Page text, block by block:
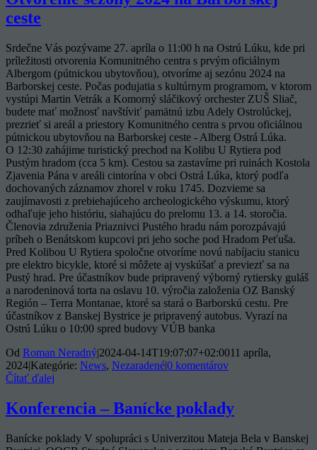
ceste
Srdečne Vás pozývame 27. apríla o 11:00 h na Ostrú Lúku, kde pri
príležitosti otvorenia Komunitného centra s prvým oficiálnym
Albergom (pútnickou ubytovňou), otvoríme aj sezónu 2024 na
Barborskej ceste. Počas podujatia s kultúrnym programom, v ktorom
vystúpi Martin Vetrák a Komorný sláčikový orchester ZUŠ Sliač,
budete mať možnosť navštíviť pamätnú izbu Adely Ostrolúckej,
prezrieť si areál a priestory Komunitného centra s prvou oficiálnou
pútnickou ubytovňou na Barborskej ceste - Alberg Ostrá Lúka.
O 12:30 zahájime turistický prechod na Kolibu U Rytiera pod
Pustým hradom (cca 5 km). Cestou sa zastavíme pri ruinách Kostola
Zjavenia Pána v areáli cintorína v obci Ostrá Lúka, ktorý podľa
dochovaných záznamov zhorel v roku 1745. Dozvieme sa
zaujímavosti z prebiehajúceho archeologického výskumu, ktorý
odhaľuje jeho históriu, siahajúcu do prelomu 13. a 14. storočia.
Členovia združenia Priaznivci Pustého hradu nám porozpávajú
príbeh o Benátskom kupcovi pri jeho soche pod Hradom Peťuša.
Pred Kolibou U Rytiera spoločne otvoríme novú nabíjaciu stanicu
pre elektro bicykle, ktoré si môžete aj vyskúšať a previezť sa na
Pustý hrad. Pre účastníkov bude pripravený výborný rytiersky guláš
a narodeninová torta na oslavu 10. výročia založenia OZ Banský
Región – Terra Montanae, ktoré sa stará o Barborskú cestu. Pre
účastníkov z Banskej Bystrice je pripravený autobus. Vyrazí na
Ostrú Lúku o 10:00 spred budovy VÚB banka
Od Roman Neradný|2024-04-14T19:07:07+02:0011 apríla,
2024|Kategórie: News, Nezaradené|0 komentárov
Čítať ďalej
Konferencia – Banícke poklady
Banícke poklady V spolupráci s Univerzitou Mateja Bela v Banskej